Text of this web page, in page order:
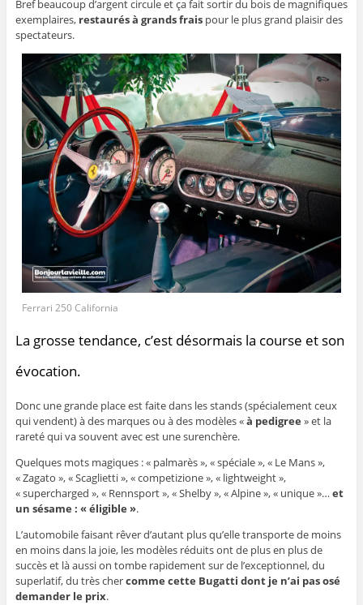
Bref beaucoup d’argent circule et ça fait sortir du bois de magnifiques
exemplaires, restaurés à grands fraispour le plus grand plaisir des
spectateurs.
Ferrari 250 California
La grosse tendance, c’est désormais la course et son
évocation.
Donc une grande place est faite dans les stands (spécialement ceux
qui vendent) à des marques ou à des modèles «à pedigree » et la
rareté qui va souvent avec est une surenchère.
Quelques mots magiques : « palmarès », « spéciale », « Le Mans »,
« Zagato », « Scaglietti », « competizione », « lightweight »,
« supercharged », « Rennsport », « Shelby », « Alpine », « unique »… et
un sésame : « éligible ».
L’automobile faisant rêver d’autant plus qu’elle transporte de moins
en moins dans la joie, les modèles réduits ont de plus en plus de
succès et là aussi on tombe rapidement sur de l’exceptionnel, du
superlatif, du très chercomme cette Bugatti dont je n’ai pas osé
demander le prix.